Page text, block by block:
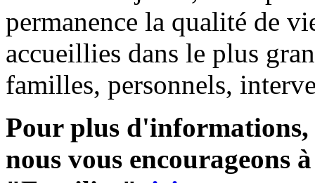
permanence la qualité de
accueillies dans le plus
familles, personnels,
Pour plus d'informations,
nous vous encourageons